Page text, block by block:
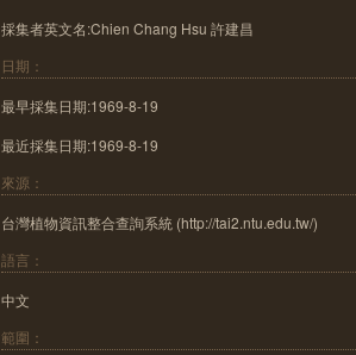
採集者英文名:Chien Chang Hsu 許建昌
日期：
最早採集日期:1969-8-19
最近採集日期:1969-8-19
來源：
台灣植物資訊整合查詢系統 (http://tai2.ntu.edu.tw/)
語言：
中文
範圍：